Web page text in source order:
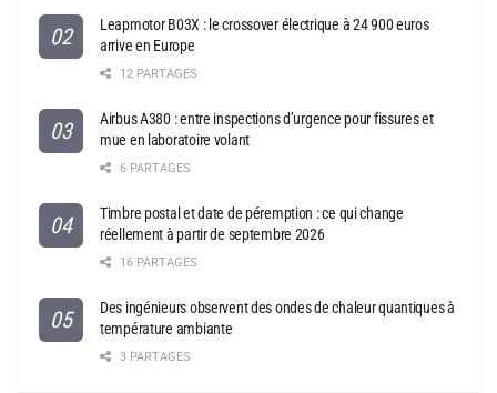
Leapmotor B03X : le crossover électrique à 24 900 euros
arrive en Europe
12 PARTAGES
Airbus A380 : entre inspections d’urgence pour fissures et
mue en laboratoire volant
6 PARTAGES
Timbre postal et date de péremption : ce qui change
réellement à partir de septembre 2026
16 PARTAGES
Des ingénieurs observent des ondes de chaleur quantiques à
température ambiante
3 PARTAGES